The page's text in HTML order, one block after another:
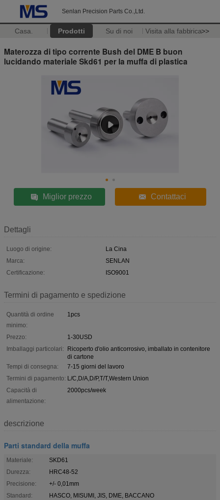
Senlan Precision Parts Co.,Ltd.
Casa. Prodotti Su di noi Visita alla fabbrica>>
Materozza di tipo corrente Bush del DME B buon
lucidando materiale Skd61 per la muffa di plastica
Miglior prezzo Contattaci
Dettagli
Luogo di origine:
La Cina
Marca:
SENLAN
Certificazione:
ISO9001
Termini di pagamento e spedizione
Quantità di ordine
minimo:
1pcs
Prezzo:
1-30USD
Imballaggi particolari:
Ricoperto d'olio anticorrosivo, imballato in contenitore
di cartone
Tempi di consegna:
7-15 giorni del lavoro
Termini di pagamento: L/C,D/A,D/P,T/T,Western Union
Capacità di
alimentazione:
2000pcs/week
descrizione
Parti standard della muffa
Materiale:
SKD61
Durezza:
HRC48-52
Precisione:
+/- 0,01mm
Standard:
HASCO, MISUMI, JIS, DME, BACCANO